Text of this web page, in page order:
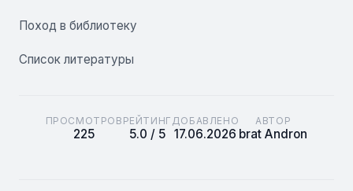
Поход в библиотеку
Список литературы
ПРОСМОТРОВ
225
РЕЙТИНГ
5.0 / 5
ДОБАВЛЕНО
17.06.2026
АВТОР
brat Andron